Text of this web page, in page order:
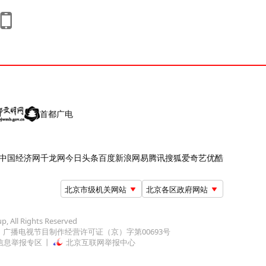
首都广电
国经济网千龙网今日头条百度新浪网易腾讯搜狐爱奇艺优酷
北京市级机关网站 北京各区政府网站
All Rights Reserved
广播电视节目制作经营许可证（京）字第00693号
息举报专区
北京互联网举报中心